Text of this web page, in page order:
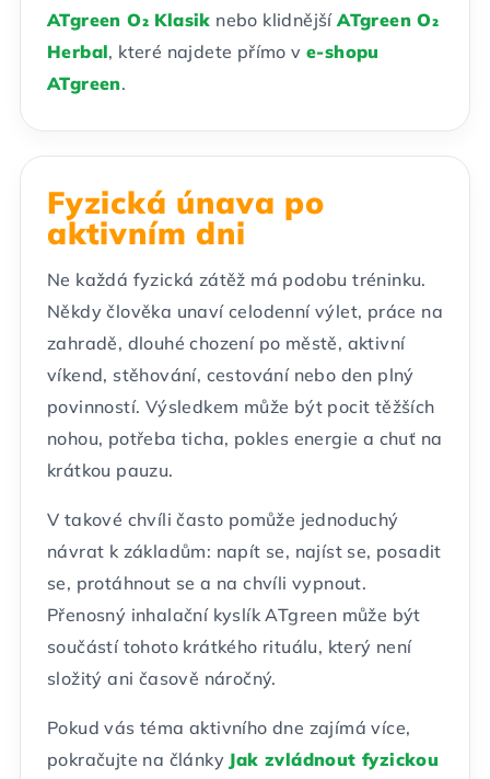
ATgreen O₂ Klasik nebo klidnějšíATgreen O₂
Herbal, které najdete přímo ve-shopu
ATgreen.
Fyzická únava po
aktivním dni
Ne každá fyzická zátěž má podobu tréninku.
Někdy člověka unaví celodenní výlet, práce na
zahradě, dlouhé chození po městě, aktivní
víkend, stěhování, cestování nebo den plný
povinností. Výsledkem může být pocit těžších
nohou, potřeba ticha, pokles energie a chuť na
krátkou pauzu.
V takové chvíli často pomůže jednoduchý
návrat k základům: napít se, najíst se, posadit
se, protáhnout se a na chvíli vypnout.
Přenosný inhalační kyslík ATgreen může být
součástí tohoto krátkého rituálu, který není
složitý ani časově náročný.
Pokud vás téma aktivního dne zajímá více,
pokračujte na články Jak zvládnout fyzickou